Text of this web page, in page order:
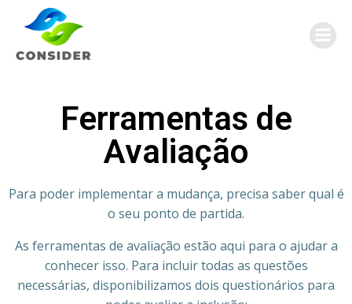
Ferramentas de
Avaliação
Para poder implementar a mudança, precisa saber qual é
o seu ponto de partida.
As ferramentas de avaliação estão aqui para o ajudar a
conhecer isso. Para incluir todas as questões
necessárias, disponibilizamos dois questionários para